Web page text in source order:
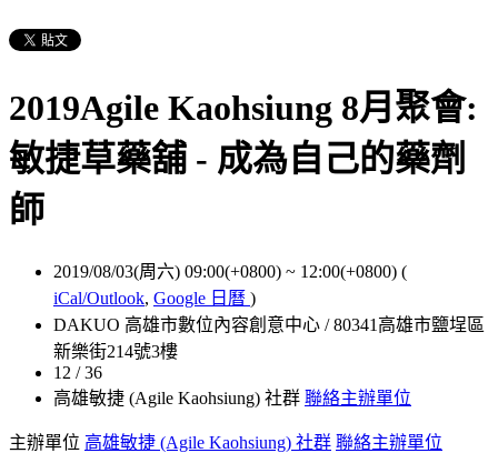
2019Agile Kaohsiung 8月聚會:
敏捷草藥舖 - 成為自己的藥劑
師
2019/08/03(周六) 09:00(+0800) ~ 12:00(+0800) (
iCal/Outlook, Google 日曆 )
DAKUO 高雄市數位內容創意中心 / 80341高雄市鹽埕區
新樂街214號3樓
12 / 36
高雄敏捷 (Agile Kaohsiung) 社群 聯絡主辦單位
主辦單位 高雄敏捷 (Agile Kaohsiung) 社群 聯絡主辦單位